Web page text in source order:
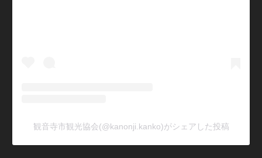
観音寺市観光協会(@kanonji.kanko)がシェアした投稿